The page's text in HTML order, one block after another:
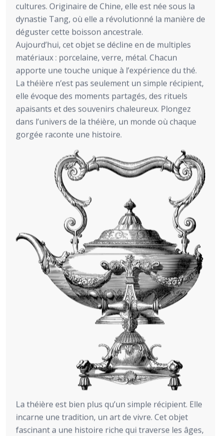
cultures. Originaire de Chine, elle est née sous la
dynastie Tang, où elle a révolutionné la manière de
déguster cette boisson ancestrale.
Aujourd’hui, cet objet se décline en de multiples
matériaux : porcelaine, verre, métal. Chacun
apporte une touche unique à l’expérience du thé.
La théière n’est pas seulement un simple récipient,
elle évoque des moments partagés, des rituels
apaisants et des souvenirs chaleureux. Plongez
dans l’univers de la théière, un monde où chaque
gorgée raconte une histoire.
La théière est bien plus qu’un simple récipient. Elle
incarne une tradition, un art de vivre. Cet objet
fascinant a une histoire riche qui traverse les âges,